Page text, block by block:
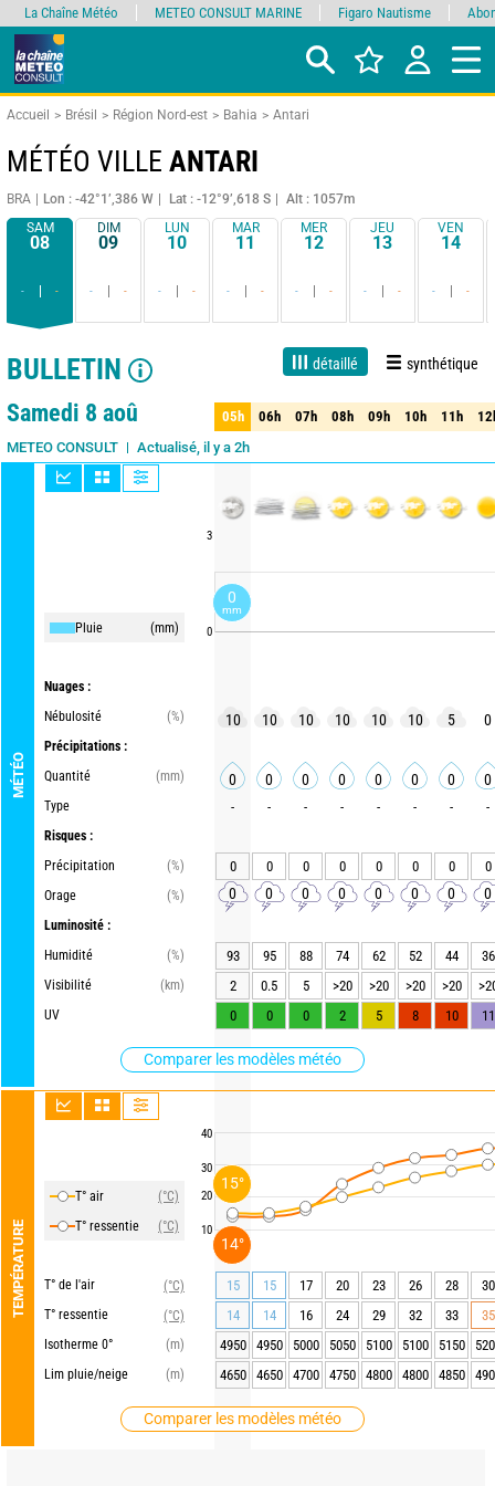
Accueil Brésil Région Nord-est Bahia Antari
MÉTÉO VILLE ANTARI
BRA Lon : -42°1’,386 W Lat : -12°9’,618 S
Alt : 1057m
SAM
08
- -
DIM
09
- -
LUN
10
- -
MAR
11
- -
MER
12
- -
JEU
13
- -
VEN
14
- -
BULLETIN détaillé synthétique
1 jour 3 jours 7 jours 15 jours Fiabilité 90%
Samedi 8 aoû
METEO CONSULT Actualisé, il y a 2h
MÉTÉO
Pluie (mm)
Nuages :
Nébulosité
(%)
Précipitations :
Quantité
(mm)
Type
Risques :
Précipitation
(%)
Orage
(%)
Luminosité :
Humidité
(%)
Visibilité
(km)
UV
Comparer les modèles météo
TEMPÉRATURE
T° air
(°C)
T° ressentie
(°C)
T° de l'air
(°C)
T° ressentie
(°C)
Isotherme 0°
(m)
Lim pluie/neige
(m)
Comparer les modèles météo
3
0
40
30
20
10
05h 06h 07h 08h 09h 10h 11h
05h 06h 07h 08h 09h 10h 11h
10 10 10 10 10 10 5 0
0 0 0 0 0 0 0 0
- - - - - - - -
0 0 0 0 0 0 0 0
0 0 0 0 0 0 0 0
93 95 88 74 62 52 44
36
2
0.5 5 >20 >20 >20 >20
0
0 0 2 5 8 10 11
15 15 17 20 23 26 28
30
14
14 16 24 29 32 33
35
4950
4950 5000 5050 5100 5100 5150
4650
4650 4700 4750 4800 4800 4850
La Chaîne Météo METEO CONSULT MARINE Figaro Nautisme
0
mm
15°
14°